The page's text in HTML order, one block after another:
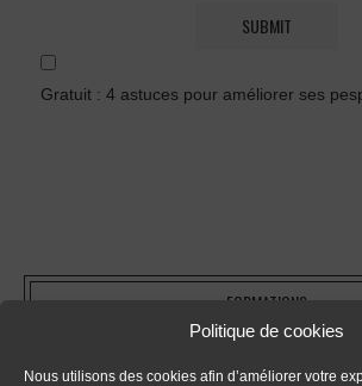
Politique de cookies
Nous utilisons des cookies afin d’améliorer votre
Gratuit : 4 astuces pour améliorer ses
FORMATIONS
- Tout sur le dessin en perspective